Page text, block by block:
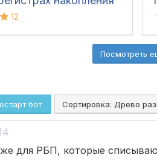
(с детализацией до
12
Посмотреть
бот Сортировка: Древо
для РБП, которые